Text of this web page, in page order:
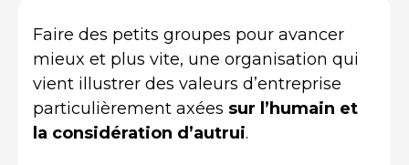
Faire des petits groupes pour avancer
mieux et plus vite, une organisation qui
vient illustrer des valeurs d’entreprise
particulièrement axées sur l’humain et
la considération d’autrui.